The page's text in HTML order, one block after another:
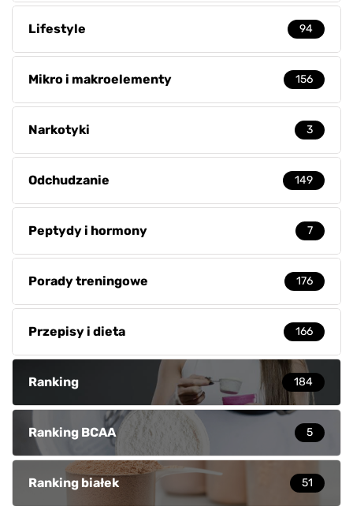
Lifestyle 94
Mikro i makroelementy 156
Narkotyki 3
Odchudzanie 149
Peptydy i hormony 7
Porady treningowe 176
Przepisy i dieta 166
Ranking 184
Ranking BCAA 5
Ranking białek 51